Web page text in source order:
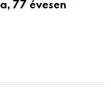
77 évesen